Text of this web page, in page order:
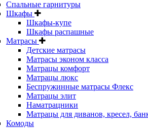
Спальные гарнитуры
Шкафы
Шкафы-купе
Шкафы распашные
Матрасы
Детские матрасы
Матрасы эконом класса
Матрацы комфорт
Матрацы люкс
Беспружинные матрасы Флекс
Матрацы элит
Наматрацники
Матрацы для диванов, кресел,
Комоды